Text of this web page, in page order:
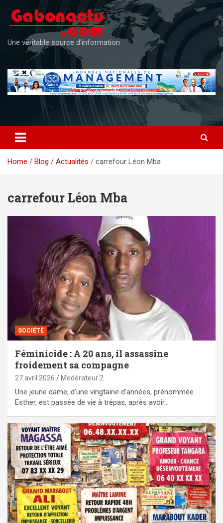
content
Une véritable source d'information
Home Blog Actualités carrefour Léon Mba
carrefour Léon Mba
SOCIÉTÉ
Féminicide : A 20 ans, il assassine
froidement sa compagne
27 avril 2026 Modérateur 2
Une jeune dame, d’une vingtaine d’années, prénommée
Esther, est passée de vie à trépas, après avoir…